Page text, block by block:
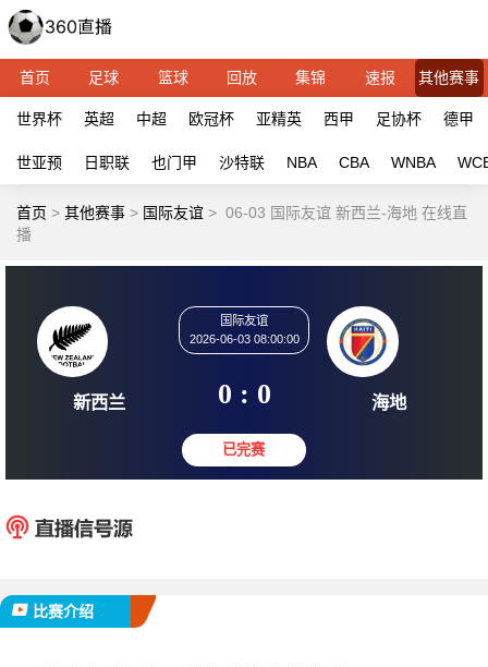
首页 足球 篮球 回放 集锦 速报 其他赛事
世界杯 英超 中超 欧冠杯 亚精英 西甲 足协杯 德甲
世亚预 日职联 也门甲 沙特联 NBA CBA WNBA
首页 > 其他赛事 > 国际友谊 > 06-03 国际友谊 新西兰-海地 在线直
播
国际友谊
0 : 0
比赛介绍